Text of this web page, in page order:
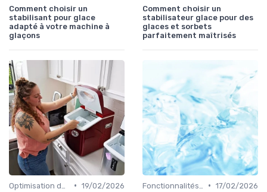
Comment choisir un
stabilisant pour glace
adapté à votre machine à
glaçons
Comment choisir un
stabilisateur glace pour des
glaces et sorbets
parfaitement maîtrisés
• 19/02/2026
• 17/02/2026